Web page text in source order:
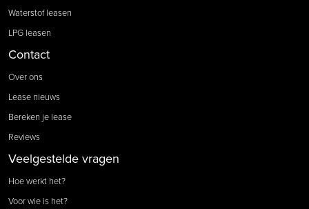
Waterstof leasen
LPG leasen
Contact
Over ons
Lease nieuws
Bereken je lease
Reviews
Veelgestelde vragen
Hoe werkt het?
Voor wie is het?